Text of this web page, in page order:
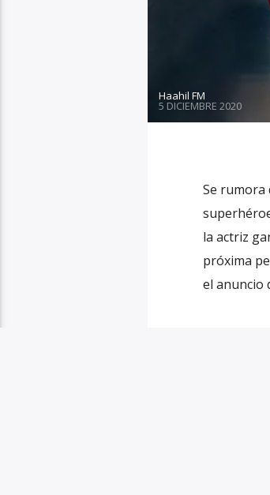
Haahil FM
5 DICIEMBRE 2020
Se rumora
la actriz
próxima
el anuncio